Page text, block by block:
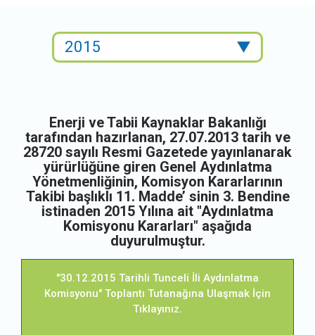
Enerji ve Tabii Kaynaklar Bakanlığı
tarafından hazırlanan, 27.07.2013 tarih ve
28720 sayılı Resmi Gazetede yayınlanarak
yürürlüğüne giren Genel Aydınlatma
Yönetmenliğinin, Komisyon Kararlarının
Takibi başlıklı 11. Madde’ sinin 3. Bendine
istinaden 2015 Yılına ait "Aydınlatma
Komisyonu Kararları" aşağıda
duyurulmuştur.
"30.12.2015 Tarihli Tunceli İli Aydınlatma
Komisyonu" Toplantı Tutanağına Ulaşmak İçin
Tıklayınız.